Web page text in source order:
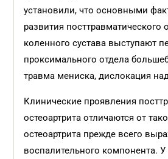
установили, что основными
развития посттравматического
коленного сустава выступают
проксимального отдела
травма мениска, дислокация
Клинические проявления
остеоартрита отличаются от
остеоартрита прежде всего
воспалительного компонента.